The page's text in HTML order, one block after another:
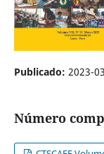
Publicado: 2023-
Número